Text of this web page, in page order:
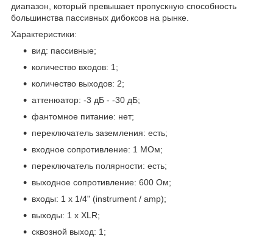
диапазон, который превышает пропускную способность
большинства пассивных дибоксов на рынке.
Характеристики:
вид: пассивные;
количество входов: 1;
количество выходов: 2;
аттенюатор: -3 дБ - -30 дБ;
фантомное питание: нет;
переключатель заземления: есть;
входное сопротивление: 1 МОм;
переключатель полярности: есть;
выходное сопротивление: 600 Ом;
входы: 1 x 1/4" (instrument / amp);
выходы: 1 x XLR;
сквозной выход: 1;